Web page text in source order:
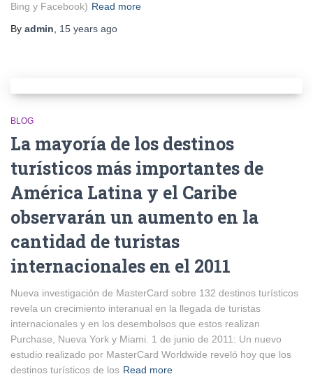
Bing y Facebook) Read more
By admin, 15 years ago
BLOG
La mayoría de los destinos
turísticos más importantes de
América Latina y el Caribe
observarán un aumento en la
cantidad de turistas
internacionales en el 2011
Nueva investigación de MasterCard sobre 132 destinos turísticos
revela un crecimiento interanual en la llegada de turistas
internacionales y en los desembolsos que estos realizan
Purchase, Nueva York y Miami. 1 de junio de 2011: Un nuevo
estudio realizado por MasterCard Worldwide reveló hoy que los
destinos turísticos de los Read more